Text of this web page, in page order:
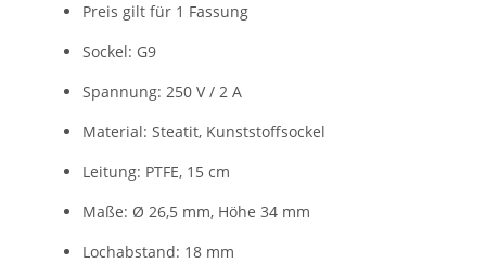
Preis gilt für 1 Fassung
Sockel: G9
Spannung: 250 V / 2 A
Material: Steatit, Kunststoffsockel
Leitung: PTFE, 15 cm
Maße: Ø 26,5 mm, Höhe 34 mm
Lochabstand: 18 mm